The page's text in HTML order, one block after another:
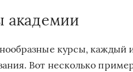
академии
курсы, каждый
Вот несколько